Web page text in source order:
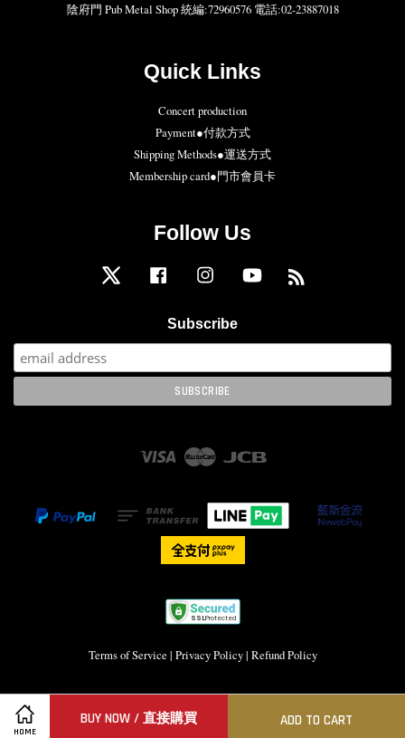
HOME
BUY NOW / 直接購買 ADD TO CART
陰府門 Pub Metal Shop 統編:72960576 電話:02-23887018
Quick Links
Concert production
Payment●付款方式
Shipping Methods●運送方式
Membership card●門市會員卡
Follow Us
Twitter Facebook Instagram YouTube
Subscribe
Visa Master
Terms of Service | Privacy Policy| Refund Policy